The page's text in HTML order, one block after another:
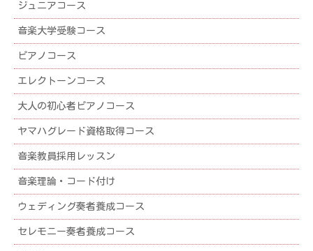
ブ
ジュニアコース
音楽大学受験コース
ピアノコース
エレクトーンコース
大人の初心者ピアノコース
ヤマハグレード資格取得コース
音楽教員採用レッスン
音楽理論・コード付け
ウェディング奏者養成コース
セレモニー奏者養成コース